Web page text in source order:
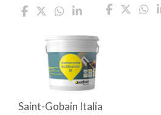
Saint-Gobain Italia